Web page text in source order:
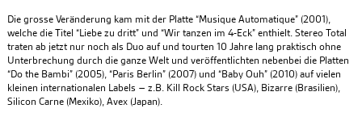
Die grosse Veränderung kam mit der Platte “Musique Automatique” (2001),
welche die Titel “Liebe zu dritt” und “Wir tanzen im 4-Eck” enthielt. Stereo Total
traten ab jetzt nur noch als Duo auf und tourten 10 Jahre lang praktisch ohne
Unterbrechung durch die ganze Welt und veröffentlichten nebenbei die Platten
“Do the Bambi” (2005), “Paris Berlin” (2007) und “Baby Ouh” (2010) auf vielen
kleinen internationalen Labels – z.B. Kill Rock Stars (USA), Bizarre (Brasilien),
Silicon Carne (Mexiko), Avex (Japan).